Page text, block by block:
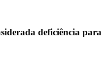
deficiência para